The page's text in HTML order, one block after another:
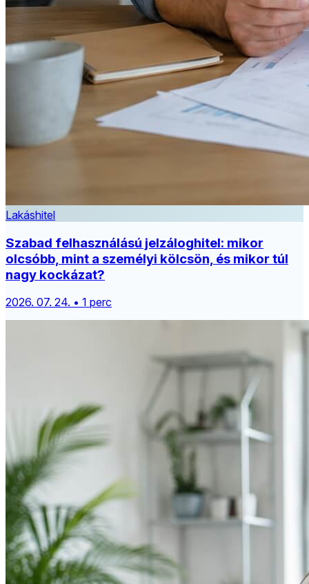
Lakáshitel
Szabad felhasználású jelzáloghitel: mikor
olcsóbb, mint a személyi kölcsön, és mikor túl
nagy kockázat?
2026. 07. 24. • 1 perc